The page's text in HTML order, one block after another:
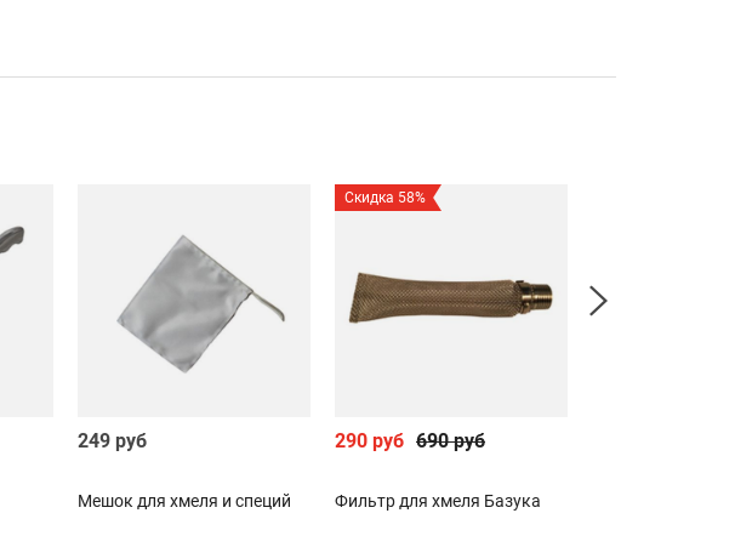
249 руб
Мешок для хмеля и специй
Скидка 58%
290 руб 690 руб
Фильтр для хмеля Базука